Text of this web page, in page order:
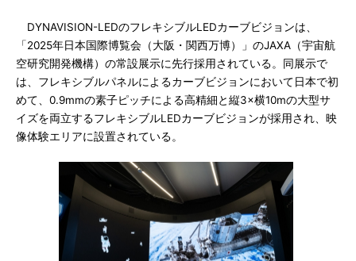
DYNAVISION-LEDのフレキシブルLEDカーブビジョンは、
「2025年日本国際博覧会（大阪・関西万博）」のJAXA（宇宙航
空研究開発機構）の常設展示に先行採用されている。同展示で
は、フレキシブルパネルによるカーブビジョンにおいて日本で初
めて、0.9mmの素子ピッチによる高精細と縦3×横10mの大型サ
イズを両立するフレキシブルLEDカーブビジョンが採用され、映
像体験エリアに設置されている。